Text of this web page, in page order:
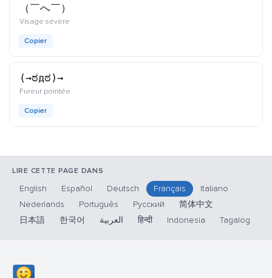
（￣へ￣）
Visage sévère
Copier
(→ಠдಠ)→
Fureur pointée
Copier
LIRE CETTE PAGE DANS
English Español Deutsch Français
Italiano
Nederlands
Português Русский
简体中文
日本語
한국어 العربية हिन्दी Indonesia Tagalog